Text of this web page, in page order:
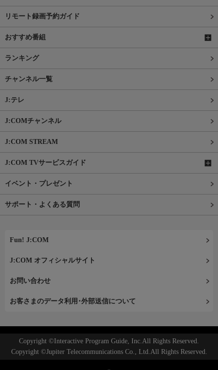
リモート録画予約ガイド
おすすめ番組
ランキング
チャンネル一覧
J:テレ
J:COMチャンネル
J:COM STREAM
J:COM TVサービスガイド
イベント・プレゼント
サポート・よくある質問
Fun! J:COM
J:COM オフィシャルサイト
お問い合わせ
お客さまのデータ利用･外部送信について
Copyright ©Interactive Program Guide, Inc.All Rights Reserved.
Copyright ©Jupiter Telecommunications Co., Ltd.All Rights Reserved.